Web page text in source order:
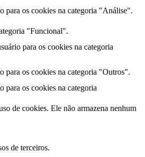
para os cookies na categoria "Análise".
"Funcional".
para os cookies na categoria
para os cookies na categoria "Outros".
para os cookies na categoria
de cookies. Ele não armazena nenhum
de terceiros.